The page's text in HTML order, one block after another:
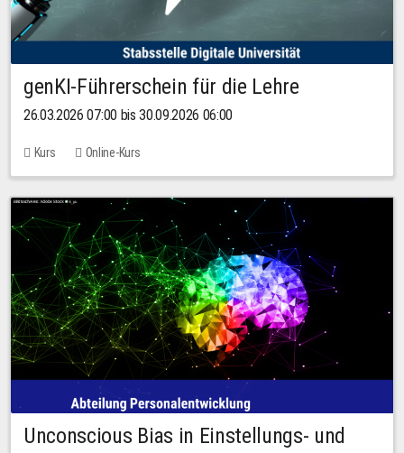
genKI-Führerschein für die Lehre
26.03.2026 07:00 bis 30.09.2026 06:00
Kurs Online-Kurs
Unconscious Bias in Einstellungs- und